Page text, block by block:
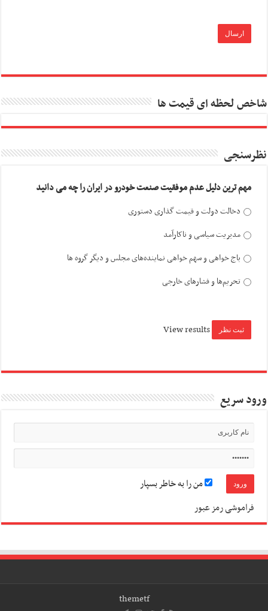
شاخص لحظه ای قیمت ها
نظرسنجی
مهم ترین دلیل عدم موفقیت صنعت خودرو در ایران را چه می دانید
دخالت دولت و قیمت گذاری دستوری
مدیریت سیاسی و ناکارآمد
باج خواهی و سهم خواهی نماینده‌های مجلس و دیگر گروه ها
تحریم‌ها و فشارهای خارجی
View results
ورود سریع
من را به خاطر بسپار
فراموشی رمز عبور
themetf